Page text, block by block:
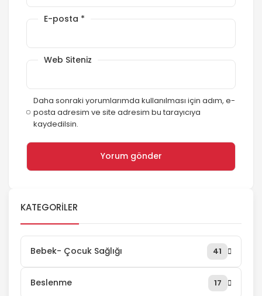
E-posta *
Web Siteniz
Daha sonraki yorumlarımda kullanılması için adım, e-
posta adresim ve site adresim bu tarayıcıya
kaydedilsin.
KATEGORILER
Bebek- Çocuk Sağlığı 41
Beslenme 17